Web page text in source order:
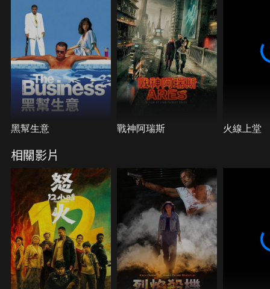
復仇之姿，殺死她前探員身分的母親、綁走年幼的小
傑森，徹底地點燃安琪拉心中怒不可遏的烈火…
黑幫生意 戰神阿瑞斯 火線上堂
相關影片